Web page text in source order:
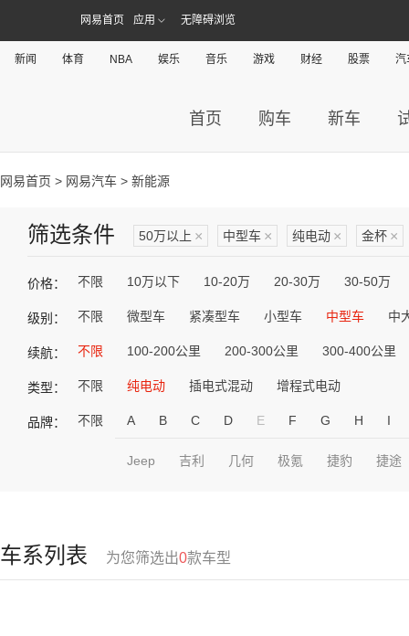
网易首页 应用 无障碍浏览
新闻 体育 NBA 娱乐 音乐 游戏 财经 股票 汽
首页 购车 新车
网易首页 > 网易汽车 > 新能源
筛选条件 50万以上 × 中型车 × 纯电动 × 金杯 ×
价格： 不限 10万以下 10-20万 20-30万 30-50万
级别： 不限 微型车 紧凑型车 小型车 中型车 中
续航： 不限 100-200公里 200-300公里 300-400公里
类型： 不限 纯电动 插电式混动 增程式电动
品牌： 不限 A B C D E F G H I
Jeep 吉利 几何 极氪 捷豹 捷途
车系列表 为您筛选出0款车型